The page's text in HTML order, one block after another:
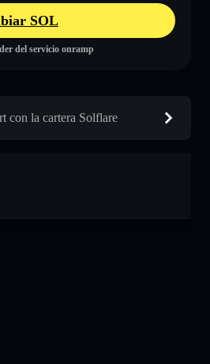
SOL
del servicio onramp
con la cartera Solflare